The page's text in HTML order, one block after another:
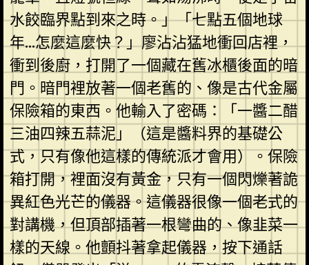
水餃臨界點到來之時。」「七點五個地球
年…怎麼這麼快？」廖沾沾猛地衝回店裡，
衝到後廚，打開了一個藏在舊冰櫃後面的暗
門。暗門裡放著一個老舊的、像是古代金屬
保險箱的東西。他輸入了密碼：「一醬二醋
三油四辣五蒜泥」（這是醬料界的基礎公
式，只有像他這樣的傳統派才會用）。保險
箱打開，裡面沒有黃金，只有一個閃爍著詭
異紅色光芒的儀器。這儀器很像一個老式的
對講機，但頂部插著一根彎曲的、像韭菜一
樣的天線。他顫抖著拿起儀器，按下通話